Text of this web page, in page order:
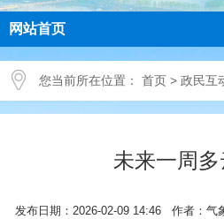
网站首页
您当前所在位置： 首页 > 政民互
未来一周
发布日期：2026-02-09 14:46 作者：